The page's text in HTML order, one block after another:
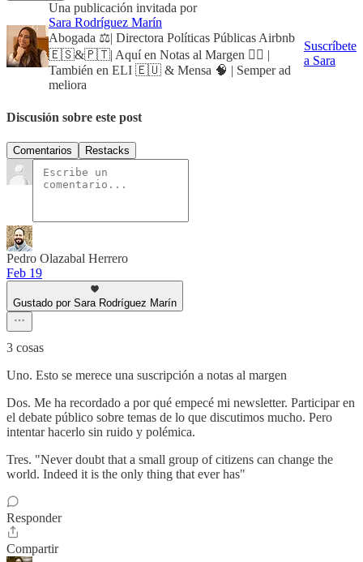
Una publicación invitada por
Sara Rodríguez Marín
Abogada ⚖️| Directora Políticas Públicas Airbnb
🇪🇸&🇵🇹| Aquí en Notas al Margen ✍🏻 |
También en ELI 🇪🇺 & Mensa 🧠 | Semper ad
meliora
Suscríbete
a Sara
Discusión sobre este post
Comentarios Restacks
Pedro Olazabal Herrero
Feb 19
Gustado por Sara Rodríguez Marín
3 cosas
Uno. Esto se merece una suscripción a notas al margen
Dos. Me ha recordado a por qué empecé mi newsletter. Participar en
el debate público sobre temas de lo que discutimos mucho. Pero
intentar hacerlo sin ruido y polémica.
Tres. "Never doubt that a small group of citizens can change the
world. Indeed it is the only thing that ever has"
Responder
Compartir